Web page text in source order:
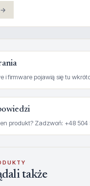
→
i firmware pojawią się tu
produkt? Zadzwoń: +48 504
także